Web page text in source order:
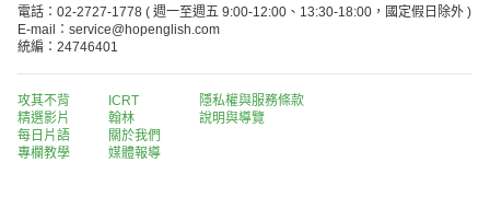
電話：02-2727-1778 ( 週一至週五 9:00-12:00、13:30-18:00，國定假日除外 )
E-mail：service@hopenglish.com
統編：24746401
攻其不背
精選影片
每日片語
專欄教學
ICRT
翰林
關於我們
媒體報導
隱私權與服務條款
說明與導覽